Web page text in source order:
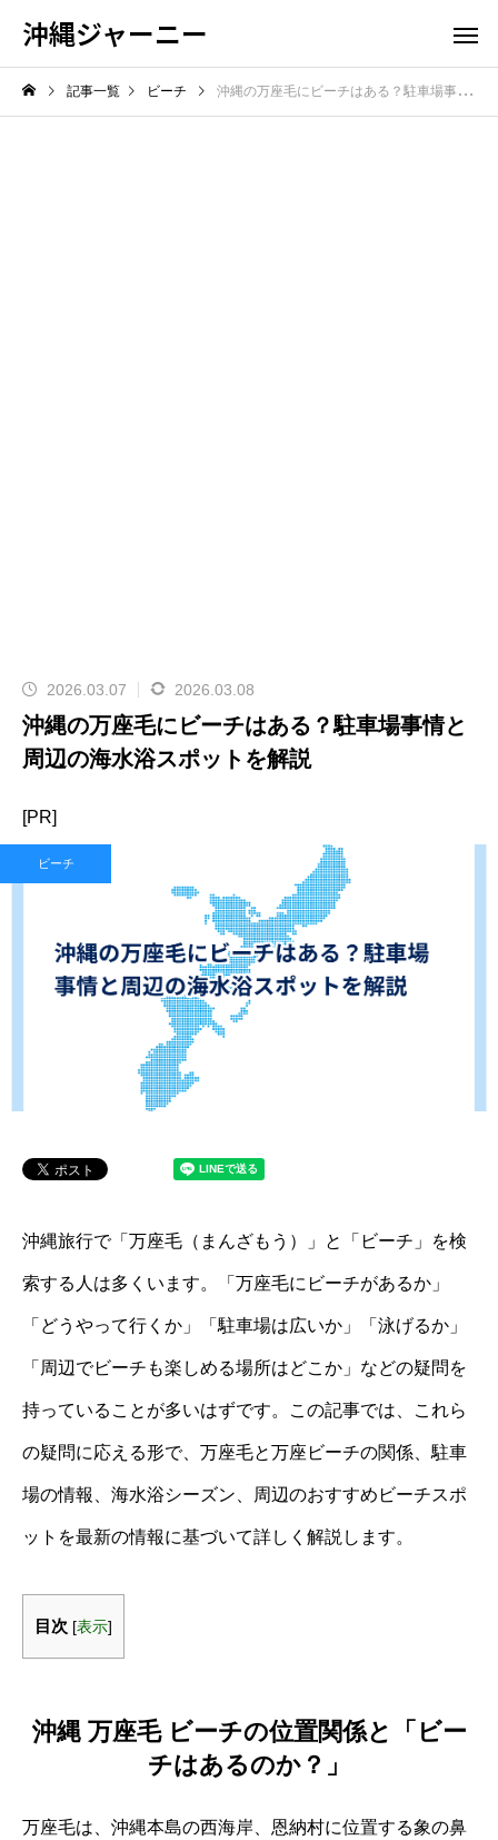
沖縄ジャーニー
記事一覧 ビーチ 沖縄の万座毛にビーチはある？駐車場事情と周辺の海水浴スポットを解説
2026.03.07 2026.03.08
沖縄の万座毛にビーチはある？駐車場事情と
周辺の海水浴スポットを解説
[PR]
ビーチ
沖縄旅行で「万座毛（まんざもう）」と「ビーチ」を検
索する人は多くいます。「万座毛にビーチがあるか」
「どうやって行くか」「駐車場は広いか」「泳げるか」
「周辺でビーチも楽しめる場所はどこか」などの疑問を
持っていることが多いはずです。この記事では、これら
の疑問に応える形で、万座毛と万座ビーチの関係、駐車
場の情報、海水浴シーズン、周辺のおすすめビーチスポ
ットを最新の情報に基づいて詳しく解説します。
目次 [表示]
沖縄 万座毛 ビーチの位置関係と「ビー
チはあるのか？」
万座毛は、沖縄本島の西海岸、恩納村に位置する象の鼻